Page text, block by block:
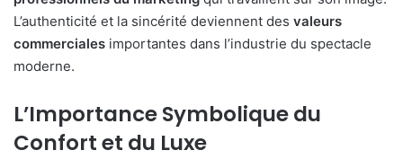
L’authenticité et la sincérité deviennent des valeurs
commerciales importantes dans l’industrie du spectacle
moderne.
L’Importance Symbolique du
Confort et du Luxe